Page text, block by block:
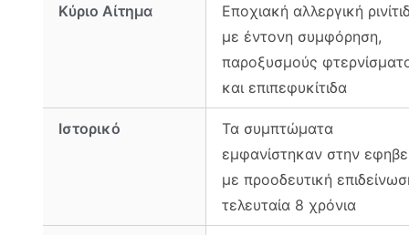
Κύριο Αίτημα
Εποχιακή αλλεργική
με έντονη συμφόρηση,
παροξυσμούς
και επιπεφυκίτιδα
Ιστορικό
Τα συμπτώματα
εμφανίστηκαν στην
με προοδευτική
τελευταία 8 χρόνια